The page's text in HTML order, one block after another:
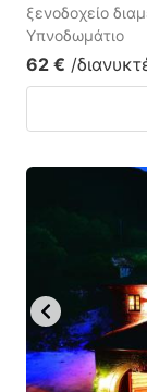
ξενοδοχείο
Υπνοδωμάτιο
62 € /